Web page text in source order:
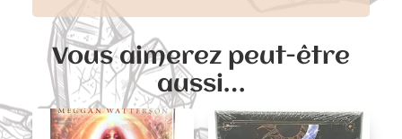
Vous aimerez peut-être
aussi…